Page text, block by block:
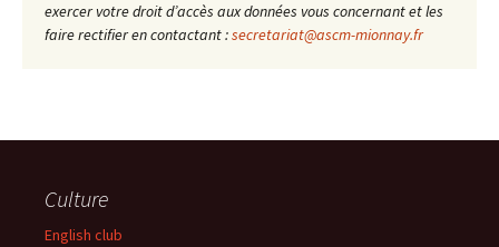
exercer votre droit d’accès aux données vous concernant et les
faire rectifier en contactant :secretariat@ascm-mionnay.fr
Culture
English club